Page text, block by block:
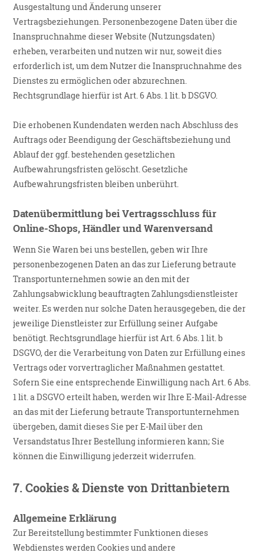
Ausgestaltung und Änderung unserer
Vertragsbeziehungen. Personenbezogene Daten über die
Inanspruchnahme dieser Website (Nutzungsdaten)
erheben, verarbeiten und nutzen wir nur, soweit dies
erforderlich ist, um dem Nutzer die Inanspruchnahme des
Dienstes zu ermöglichen oder abzurechnen.
Rechtsgrundlage hierfür ist Art. 6 Abs. 1 lit. b DSGVO.
Die erhobenen Kundendaten werden nach Abschluss des
Auftrags oder Beendigung der Geschäftsbeziehung und
Ablauf der ggf. bestehenden gesetzlichen
Aufbewahrungsfristen gelöscht. Gesetzliche
Aufbewahrungsfristen bleiben unberührt.
Daten­übermittlung bei Vertragsschluss für
Online-Shops, Händler und Warenversand
Wenn Sie Waren bei uns bestellen, geben wir Ihre
personenbezogenen Daten an das zur Lieferung betraute
Transportunternehmen sowie an den mit der
Zahlungsabwicklung beauftragten Zahlungsdienstleister
weiter. Es werden nur solche Daten herausgegeben, die der
jeweilige Dienstleister zur Erfüllung seiner Aufgabe
benötigt. Rechtsgrundlage hierfür ist Art. 6 Abs. 1 lit. b
DSGVO, der die Verarbeitung von Daten zur Erfüllung eines
Vertrags oder vorvertraglicher Maßnahmen gestattet.
Sofern Sie eine entsprechende Einwilligung nach Art. 6 Abs.
1 lit. a DSGVO erteilt haben, werden wir Ihre E-Mail-Adresse
an das mit der Lieferung betraute Transportunternehmen
übergeben, damit dieses Sie per E-Mail über den
Versandstatus Ihrer Bestellung informieren kann; Sie
können die Einwilligung jederzeit widerrufen.
7.Cookies & Dienste von Drittanbietern
Allgemeine Erklärung
Zur Bereitstellung bestimmter Funktionen dieses
Webdienstes werden Cookies und andere